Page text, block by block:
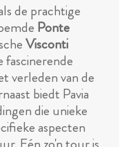
de prachtige
Ponte
Visconti
verleden van de
biedt Pavia
die unieke
aspecten